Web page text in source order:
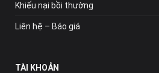
Khiếu nại bồi thường
Liên hệ – Báo giá
TÀI KHOẢN